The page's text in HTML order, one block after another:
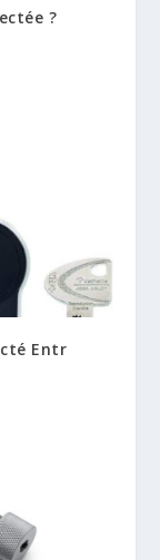
?
Entr